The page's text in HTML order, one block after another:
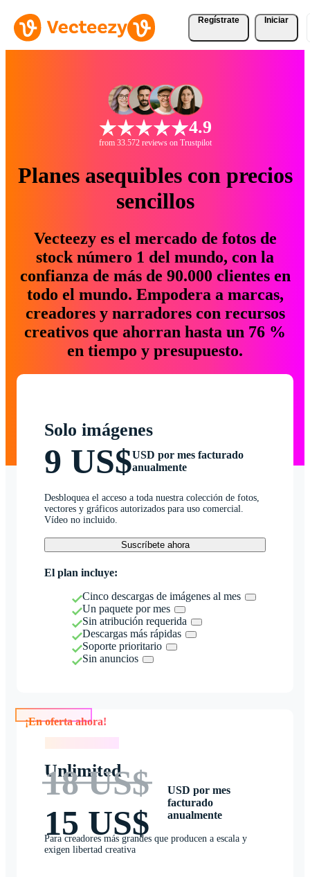
Regístrate Iniciar
4.9
from 33.572 reviews on Trustpilot
Planes asequibles con precios
sencillos
Vecteezy es el mercado de fotos de
stock número 1 del mundo, con la
confianza de más de 90.000 clientes en
todo el mundo. Empodera a marcas,
creadores y narradores con recursos
creativos que ahorran hasta un 76 %
en tiempo y presupuesto.
Solo imágenes
9 US$USD por mes facturado
anualmente
Desbloquea el acceso a toda nuestra colección de fotos,
vectores y gráficos autorizados para uso comercial.
Vídeo no incluido.
Suscríbete ahora
El plan incluye:
Cinco descargas de imágenes al mes
Un paquete por mes
Sin atribución requerida
Descargas más rápidas
Soporte prioritario
Sin anuncios
Unlimited
18 US$
15 US$
USD por mes
facturado
anualmente
Para creadores más grandes que producen a escala y
exigen libertad creativa